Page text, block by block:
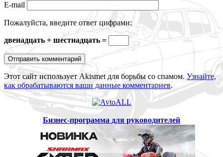
E-mail
Пожалуйста, введите ответ цифрами:
двенадцать + шестнадцать =
Этот сайт использует Akismet для борьбы со спамом. Узнайте,
как обрабатываются ваши данные комментариев.
Бизнес-программа для руководителей